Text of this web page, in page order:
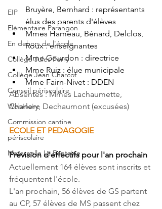
EIP
Elémentaire Parangon
En dehors de l'école
Collège Jules Ferry
Collège Jean Charcot
Conseil périscolaire
Webinaire
Commission cantine
périscolaire
Maternelle La Fontaine
Bruyère, Bernhard : représentants
élus des parents d'élèves
Mmes Hameau, Bénard, Delclos,
Roux : enseignantes
Mme Gourdon : directrice
Mme Ruiz : élue municipale
Mme Fairn-Nivet : DDEN
Absentes : Mmes Lachaumette,
Charlery, Dechaumont (excusées)
ECOLE ET PEDAGOGIE
Prévision d'effectifs pour l'an prochain
Actuellement 164 élèves sont inscrits et
fréquentent l'école.
L'an prochain, 56 élèves de GS partent
au CP, 57 élèves de MS passent chez